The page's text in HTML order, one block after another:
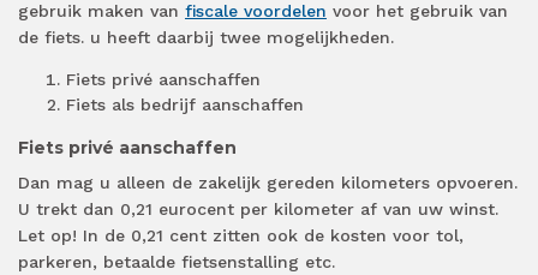
gebruik maken van fiscale voordelen voor het gebruik van
de fiets. u heeft daarbij twee mogelijkheden.
Fiets privé aanschaffen
Fiets als bedrijf aanschaffen
Fiets privé aanschaffen
Dan mag u alleen de zakelijk gereden kilometers opvoeren.
U trekt dan 0,21 eurocent per kilometer af van uw winst.
Let op! In de 0,21 cent zitten ook de kosten voor tol,
parkeren, betaalde fietsenstalling etc.